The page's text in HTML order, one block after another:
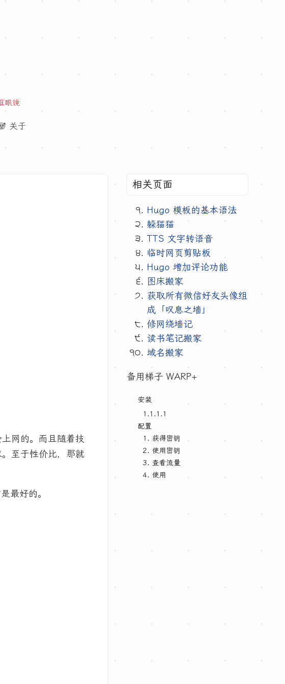
眼镜
关于
网的。而且随着技
至于性价比，那就
最好的。
相关页面
Hugo 模板的基本语法
躲猫猫
TTS 文字转语音
临时网页剪贴板
Hugo 增加评论功能
图床搬家
获取所有微信好友头像组
成「叹息之墙」
修网绕墙记
读书笔记搬家
域名搬家
备用梯子 WARP+
安装
‎1.1.1.1
配置
1. 获得密钥
2. 使用密钥
3. 查看流量
4. 使用